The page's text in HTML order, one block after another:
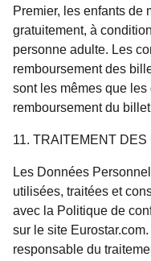
Premier, les enfants de
gratuitement, à
personne adulte. Les
remboursement des
sont les mêmes que
remboursement du
11. TRAITEMENT
Les Données
utilisées, traitées et
avec la Politique de
sur le site
responsable du